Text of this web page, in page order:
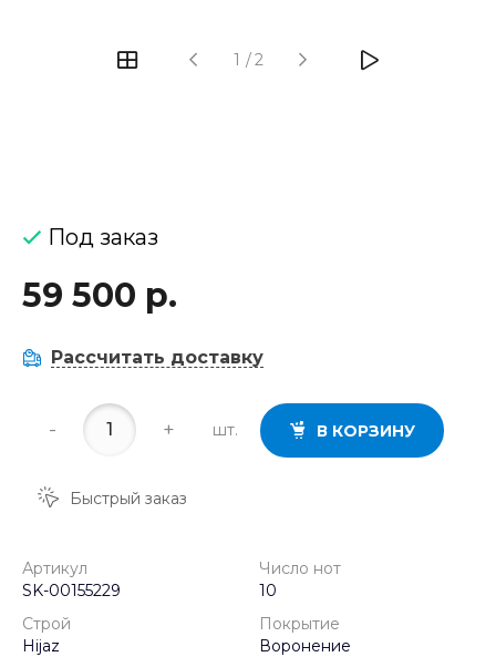
1 /2
Под заказ
59 500 р.
Рассчитать доставку
- + шт. В КОРЗИНУ
Быстрый заказ
Артикул
SK-00155229
Число нот
10
Строй
Hijaz
Покрытие
Воронение